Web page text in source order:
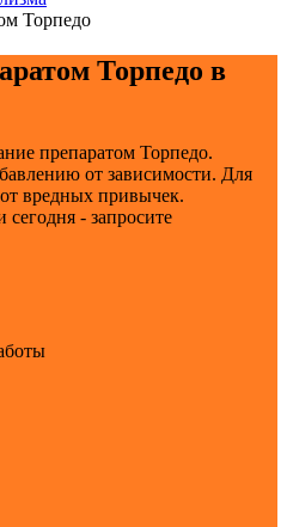
Торпедо
Торпедо в
препаратом Торпедо.
от зависимости. Для
от вредных привычек.
сегодня - запросите